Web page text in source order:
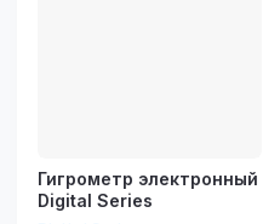
Гигрометр электронный
Digital Series